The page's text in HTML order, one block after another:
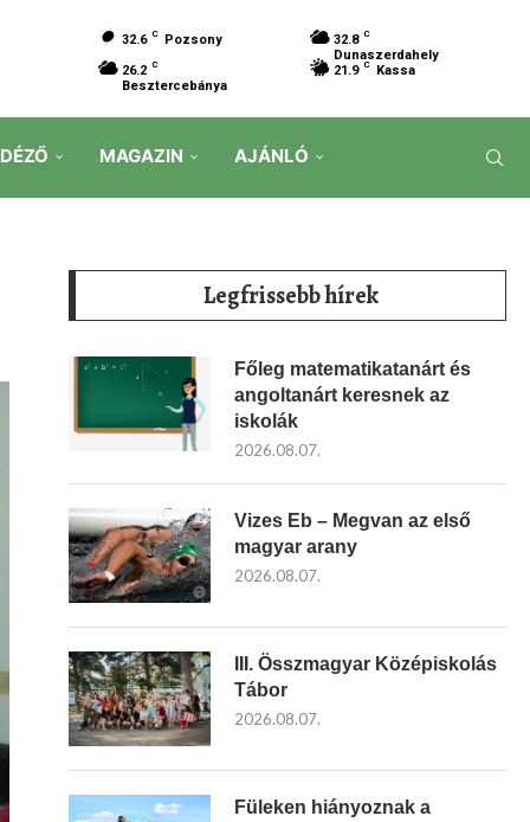
32.6 C Pozsony 32.8 C
Dunaszerdahely
26.2 C
Besztercebánya
21.9 C Kassa
MAGAZIN AJÁNLÓ
Legfrissebb hírek
Főleg matematikatanárt és
angoltanárt keresnek az
iskolák
2026.08.07.
Vizes Eb – Megvan az első
magyar arany
2026.08.07.
III. Összmagyar Középiskolás
Tábor
2026.08.07.
Füleken hiányoznak a